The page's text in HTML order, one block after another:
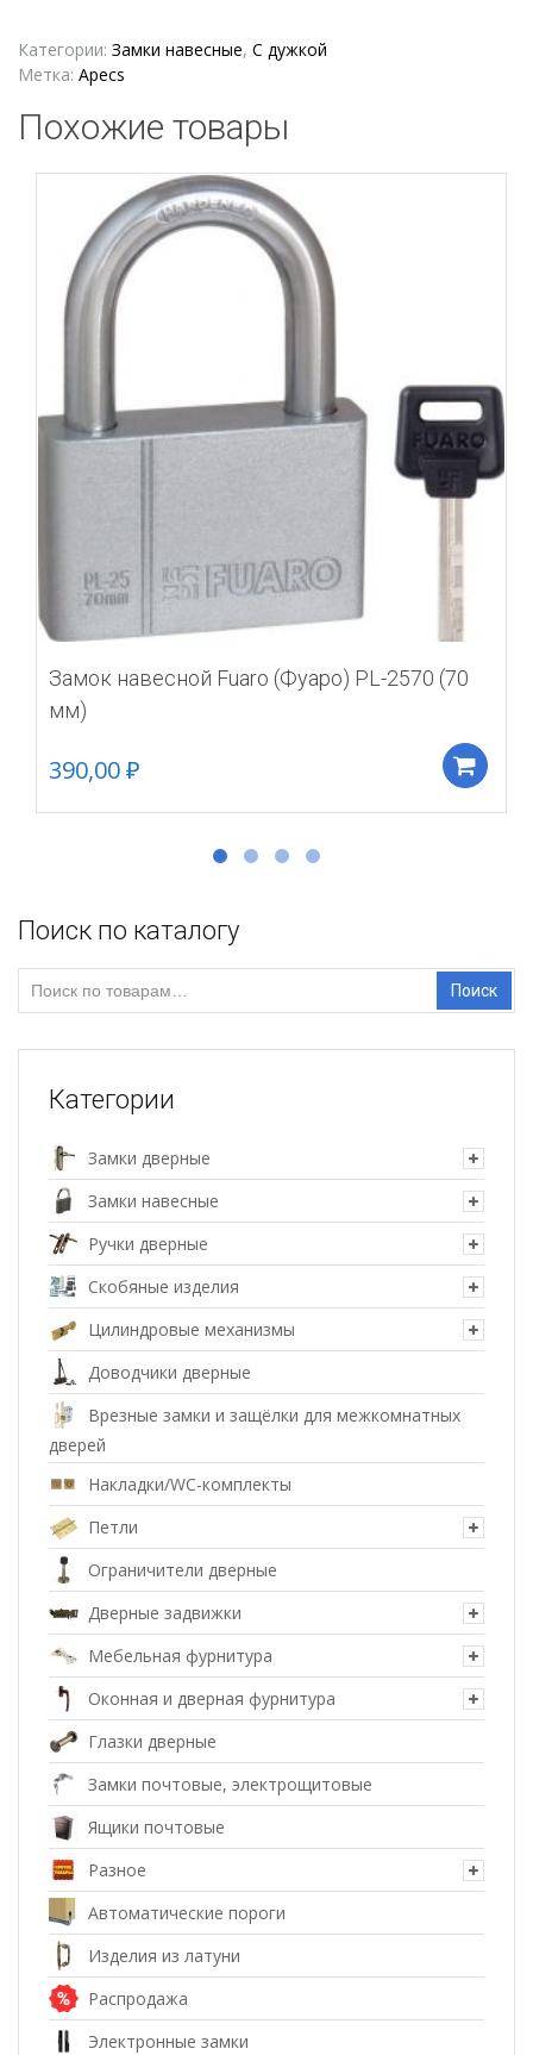
Apecs
PD-
75
Категории: Замки навесные, С дужкой
Метка: Apecs
Похожие товары
Замок навесной Fuaro (Фуаро) PL-2570 (70
мм)
390,00₽
Поиск по каталогу
Поиск
Категории
Замки дверные
Замки навесные
Ручки дверные
Скобяные изделия
Цилиндровые механизмы
Доводчики дверные
Врезные замки и защёлки для межкомнатных
дверей
Накладки/WC-комплекты
Петли
Ограничители дверные
Дверные задвижки
Мебельная фурнитура
Оконная и дверная фурнитура
Глазки дверные
Замки почтовые, электрощитовые
Ящики почтовые
Разное
Автоматические пороги
Изделия из латуни
Распродажа
Электронные замки